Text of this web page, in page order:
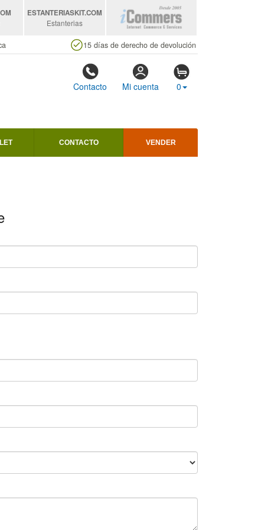
ESTANTERIASKIT.COM
Estanterias
15 días de derecho de devolución
Contacto Mi cuenta 0
CONTACTO VENDER